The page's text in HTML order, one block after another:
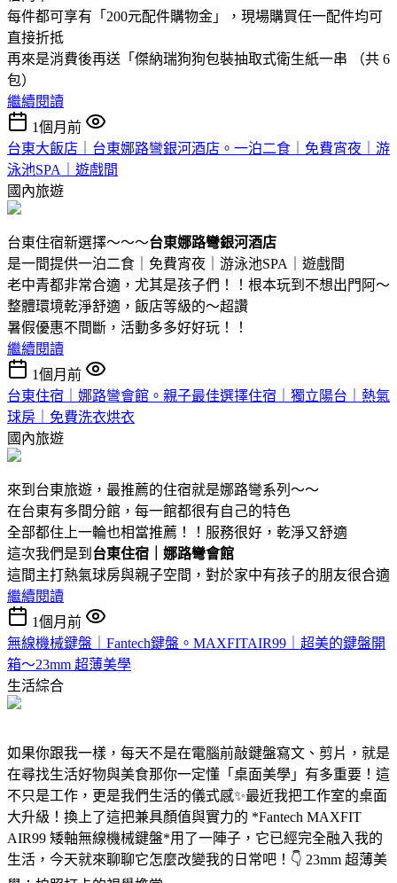
每件都可享有「200元配件購物金」，現場購買任一配件均可
直接折抵
再來是消費後再送「傑納瑞狗狗包裝抽取式衛生紙一串 （共 6
包）
繼續閱讀
1個月前
台東大飯店｜台東娜路彎銀河酒店。一泊二食｜免費宵夜｜游
泳池SPA｜遊戲間
國內旅遊
台東住宿新選擇～～～台東娜路彎銀河酒店
是一間提供一泊二食｜免費宵夜｜游泳池SPA｜遊戲間
老中青都非常合適，尤其是孩子們！！根本玩到不想出門阿～
整體環境乾淨舒適，飯店等級的～超讚
暑假優惠不間斷，活動多多好好玩！！
繼續閱讀
1個月前
台東住宿｜娜路彎會館。親子最佳選擇住宿｜獨立陽台｜熱氣
球房｜免費洗衣烘衣
國內旅遊
來到台東旅遊，最推薦的住宿就是娜路彎系列～～
在台東有多間分館，每一館都很有自己的特色
全部都住上一輪也相當推薦！！服務很好，乾淨又舒適
這次我們是到 台東住宿｜娜路彎會館
這間主打熱氣球房與親子空間，對於家中有孩子的朋友很合適
繼續閱讀
1個月前
無線機械鍵盤｜Fantech鍵盤。MAXFITAIR99｜超美的鍵盤開
箱～23mm 超薄美學
生活綜合
如果你跟我一樣，每天不是在電腦前敲鍵盤寫文、剪片，就是
在尋找生活好物與美食那你一定懂「桌面美學」有多重要！這
不只是工作，更是我們生活的儀式感✨最近我把工作室的桌面
大升級！換上了這把兼具顏值與實力的 *Fantech MAXFIT
AIR99 矮軸無線機械鍵盤*用了一陣子，它已經完全融入我的
生活，今天就來聊聊它怎麼改變我的日常吧！👇 23mm 超薄美